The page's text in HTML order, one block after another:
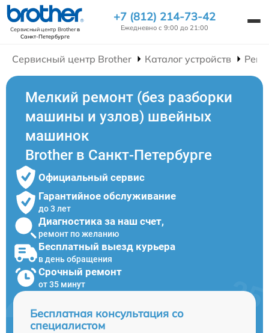
Сервисный центр Brotherв
Санкт-Петербурге
+7 (812) 214-73-42
Ежедневно с 9:00 до 21:00
Сервисный центр Brother Каталог устройств
Мелкий ремонт (без разборки
машины и узлов) швейных
машинок
Brother в Санкт-Петербурге
Официальный сервис
Гарантийное обслуживание
до 3 лет
Диагностика за наш счет,
ремонт по желанию
Бесплатный выезд курьера
в день обращения
Срочный ремонт
от 35 минут
Бесплатная консультация со
специалистом